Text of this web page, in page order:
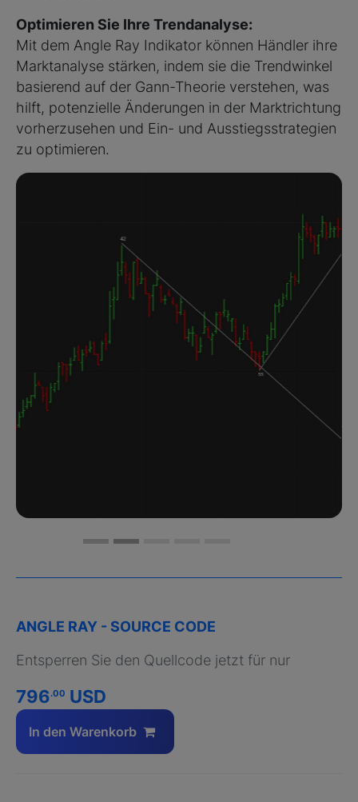
Optimieren Sie Ihre Trendanalyse:
Mit dem Angle Ray Indikator können Händler ihre
Marktanalyse stärken, indem sie die Trendwinkel
basierend auf der Gann-Theorie verstehen, was
hilft, potenzielle Änderungen in der Marktrichtung
vorherzusehen und Ein- und Ausstiegsstrategien
zu optimieren.
ANGLE RAY - SOURCE CODE
Entsperren Sie den Quellcode jetzt für nur
796.00 USD
In den Warenkorb